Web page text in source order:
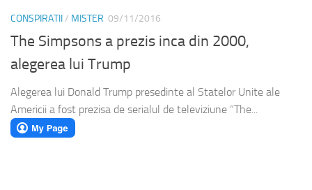
CONSPIRATII/ MISTER 09/11/2016
The Simpsons a prezis inca din 2000,
alegerea lui Trump
Alegerea lui Donald Trump presedinte al Statelor Unite ale
Americii a fost prezisa de serialul de televiziune ”The...